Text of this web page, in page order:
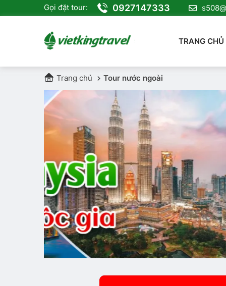
Gọi đặt tour: 0927147333
TRANG CHỦ
Trang chủ Tour nước ngoài